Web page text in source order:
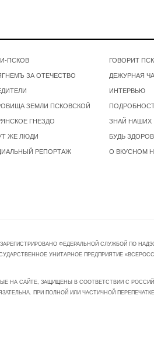
ПСКОВ
ЗА ОТЕЧЕСТВО
ЗЕМЛИ ПСКОВСКОЙ
ГНЕЗДО
ЖЕ ЛЮДИ
РЕПОРТАЖ
ГОВОРИТ
ДЕЖУРНАЯ
ИНТЕРВЬЮ
ЗНАЙ НАШИХ
БУДЬ ЗДОРОВ
О ВКУСНОМ
ФЕДЕРАЛЬНОЙ СЛУЖБОЙ ПО
УНИТАРНОЕ ПРЕДПРИЯТИЕ
НА САЙТЕ, ЗАЩИЩЕНЫ В СООТВЕТСТВИИ С
ПРИ ПОЛНОЙ ИЛИ ЧАСТИЧНОЙ